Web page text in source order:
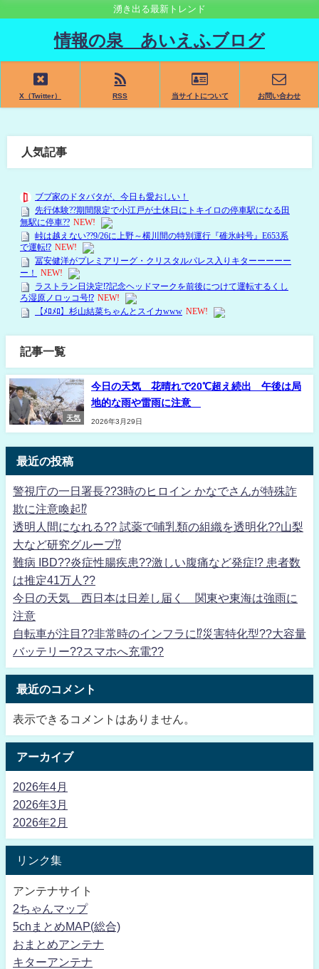
湧き出る最新トレンド
情報の泉 あいえふブログ
X（Twitter） RSS 当サイトについて お問い合わせ
人気記事
記事一覧
天気
今日の天気 花晴れで20℃超え続出 午後は局
地的な雨や雷雨に注意
2026年3月29日
最近の投稿
警視庁の一日署長??3時のヒロイン かなでさんが特殊詐
欺に注意喚起⁉
透明人間になれる?? 試薬で哺乳類の組織を透明化??山梨
大など研究グループ⁉
難病 IBD??炎症性腸疾患??激しい腹痛など発症!? 患者数
は推定41万人??
今日の天気 西日本は日差し届く 関東や東海は強雨に
注意
自転車が注目??非常時のインフラに⁉災害特化型??大容量
バッテリー??スマホへ充電??
最近のコメント
表示できるコメントはありません。
アーカイブ
2026年4月
2026年3月
2026年2月
リンク集
アンテナサイト
2ちゃんマップ
5chまとめMAP(総合)
おまとめアンテナ
キターアンテナ